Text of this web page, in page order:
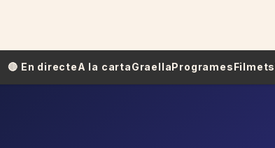
🔴​​ En directeA la cartaGraellaProgramesFilmets